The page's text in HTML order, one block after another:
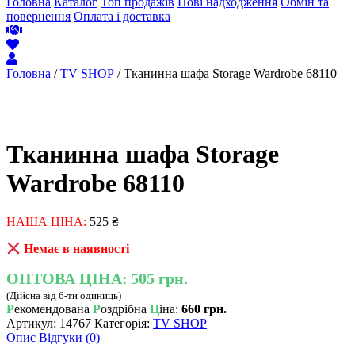
повернення Оплата і доставка
Головна /TV SHOP / Тканинна шафа Storage Wardrobe 68110
Тканинна шафа Storage
Wardrobe 68110
НАША ЦІНА: 525 ₴
Немає в наявності
ОПТОВА ЦІНА: 505 грн.
(Дійсна від 6-ти одиниць)
Рекомендована Роздрібна Ціна: 660 грн.
Артикул: 14767 Категорія: TV SHOP
Опис Відгуки (0)